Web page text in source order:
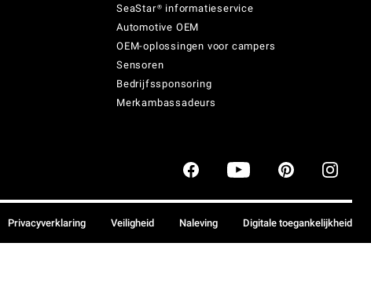
SeaStar® informatieservice
Automotive OEM
OEM-oplossingen voor campers
Sensoren
Bedrijfssponsoring
Merkambassadeurs
Privacyverklaring Veiligheid Naleving Digitale toegankelijkheid